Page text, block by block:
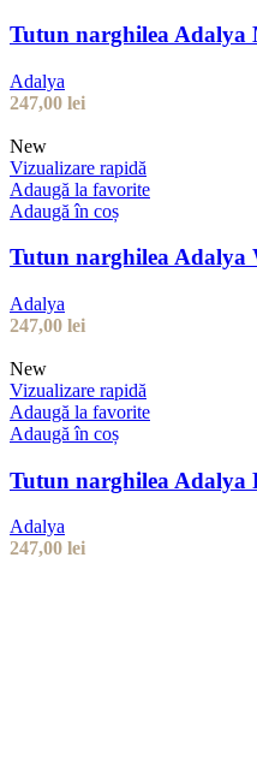
Tutun narghilea Adalya
Adalya
247,00 lei
New
Vizualizare rapidă
Adaugă la favorite
Adaugă în coș
Tutun narghilea Adalya
Adalya
247,00 lei
New
Vizualizare rapidă
Adaugă la favorite
Adaugă în coș
Tutun narghilea Adalya
Adalya
247,00 lei